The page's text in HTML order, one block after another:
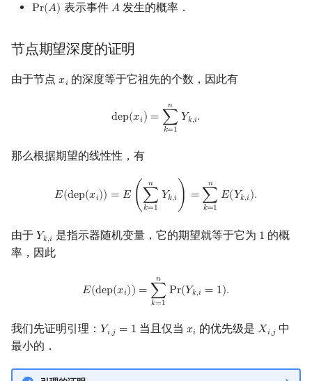
Pr(𝐴)
Pr(A) 表示事件 𝐴
A发生的概率．
节点期望深度的证明
由于节点 𝑥𝑖
xi 的深度等于它祖先的个数，因此有
dep(𝑥𝑖) =
𝑛
∑
𝑘=1
𝑌𝑘,𝑖.
( ) k=1n
那么根据期望的线性性，有
𝐸(dep(𝑥𝑖)) = 𝐸 (
𝑛
∑
𝑘=1
𝑌𝑘,𝑖 ) =
𝑛
∑
𝑘=1
𝐸(𝑌𝑘,𝑖).
k=1n = 1nE
由于 𝑌𝑘,𝑖
Yk,i 是指示器随机变量，它的期望就等于它为 1
1 的概
率，因此
𝐸(dep(𝑥𝑖)) =
𝑛
∑
𝑘=1
Pr(𝑌𝑘,𝑖 = 1).
E dep x i) k=1 (
我们先证明引理： 𝑌𝑖,𝑗 = 1
Yi,j =1 当且仅当 𝑥𝑖
xi 的优先级是 𝑋𝑖,𝑗
Xi,j 中
最小的．